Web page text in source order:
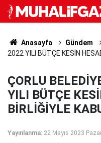
Anasayfa Gündem
2022 YILI BÜTÇE KESİN
ÇORLU
YILI BÜTÇE
BİRLİĞİYLE
Yayınlanma: 22 Mayıs 2023